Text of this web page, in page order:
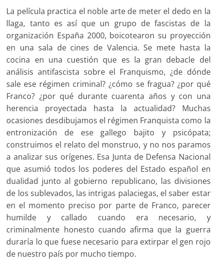
La película practica el noble arte de meter el dedo en la
llaga, tanto es así que un grupo de fascistas de la
organización España 2000, boicotearon su proyección
en una sala de cines de Valencia. Se mete hasta la
cocina en una cuestión que es la gran debacle del
análisis antifascista sobre el Franquismo, ¿de dónde
sale ese régimen criminal? ¿cómo se fragua? ¿por qué
Franco? ¿por qué durante cuarenta años y con una
herencia proyectada hasta la actualidad? Muchas
ocasiones desdibujamos el régimen Franquista como la
entronización de ese gallego bajito y psicópata;
construimos el relato del monstruo, y no nos paramos
a analizar sus orígenes. Esa Junta de Defensa Nacional
que asumió todos los poderes del Estado español en
dualidad junto al gobierno republicano, las divisiones
de los sublevados, las intrigas palaciegas, el saber estar
en el momento preciso por parte de Franco, parecer
humilde y callado cuando era necesario, y
criminalmente honesto cuando afirma que la guerra
duraría lo que fuese necesario para extirpar el gen rojo
de nuestro país por mucho tiempo.